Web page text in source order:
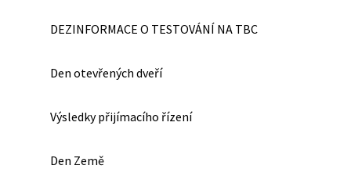
DEZINFORMACE O TESTOVÁNÍ NA TBC
Den otevřených dveří
Výsledky přijímacího řízení
Den Země